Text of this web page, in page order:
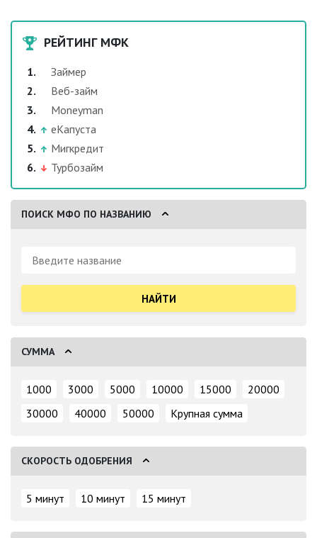
РЕЙТИНГ МФК
Займер
Веб-займ
Moneyman
еКапуста
Мигкредит
Турбозайм
ПОИСК МФО ПО НАЗВАНИЮ
Поиск:
СУММА
1000 3000 5000 10000 15000
20000
30000
40000 50000 Крупная сумма
СКОРОСТЬ ОДОБРЕНИЯ
5 минут 10 минут 15 минут